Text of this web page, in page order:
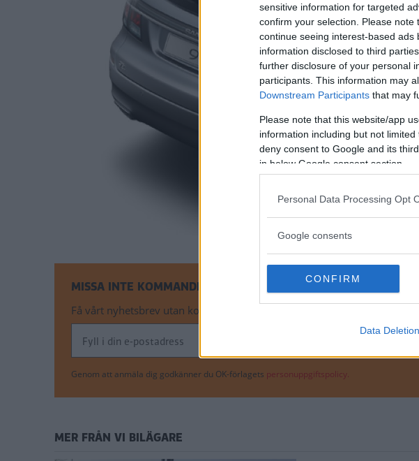
sensitive information for targeted
confirm your selection. Please
continue seeing interest-based
information disclosed to third
further disclosure of your personal
participants. This information may
Downstream Participants that may
Please note that this website/app
information including but not
deny consent to Google and its
in below Google consent section.
Personal Data Processing Opt
Google consents
CONFIRM
Data Deletion
MISSA INTE KOMMANDE ARTIKLAR OM SAAB 9-5
Få vårt nyhetsbrev utan kostnad
Genom att anmäla dig godkänner du OK-förlagets personuppgiftspolicy.
MER FRÅN VI BILÄGARE